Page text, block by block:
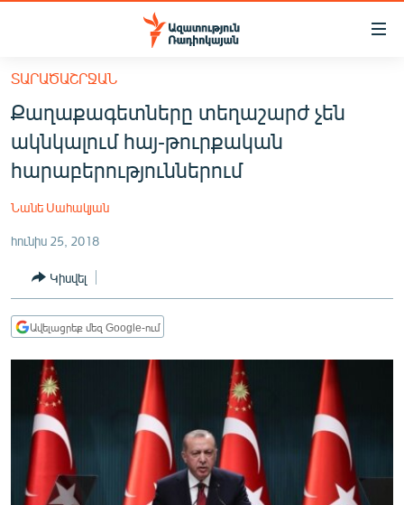
Մատչելիության
հիմնական
բովանդակությանը
Անցնել
հիմնական
մենյուին
ՀԱՅԱՍՏԱՆ
ՔԱՂԱՔԱԿԱՆ
ՏՆՏԵՍՈՒԹՅՈՒՆ
ՂԱՐԱԲԱՂ
ՏԱՐԱԾԱՇՐՋԱՆ
ՄԻՋԱԶԳԱՅԻՆ
ՄՇԱԿՈՒՅԹ
ՍՊՈՐՏ
ՏԱՐԱԾԱՇՐՋԱՆ
Քաղաքագետները տեղաշարժ չեն
ակնկալում հայ-թուրքական
հարաբերություններում
Նանե Սահակյան
հունիս 25, 2018
Կիսվել
Ավելացրեք մեզ Google-ում